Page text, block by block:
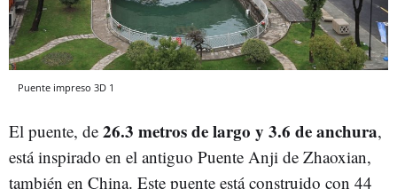
Puente impreso 3D 1
El puente, de 26.3 metros de largo y 3.6 de anchura,
está inspirado en el antiguo Puente Anji de Zhaoxian,
también en China. Este puente está construido con 44